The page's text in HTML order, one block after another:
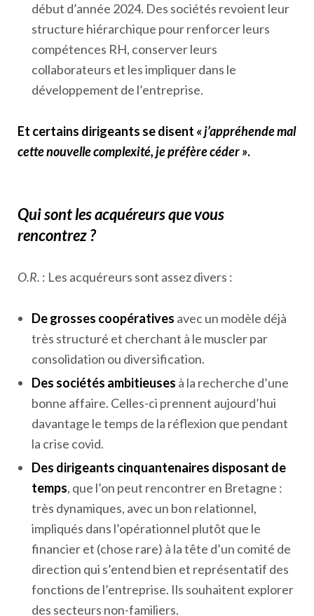
début d’année 2024. Des sociétés revoient leur
structure hiérarchique pour renforcer leurs
compétences RH, conserver leurs
collaborateurs et les impliquer dans le
développement de l’entreprise.
Et certains dirigeants se disent « j’appréhende mal
cette nouvelle complexité, je préfère céder ».
Qui sont les acquéreurs que vous
rencontrez ?
O.R. : Les acquéreurs sont assez divers :
Degrosses coopératives avec un modèle déjà
très structuré et cherchant à le muscler par
consolidation ou diversification.
Des sociétés ambitieuses à la recherche d’une
bonne affaire. Celles-ci prennent aujourd’hui
davantage le temps de la réflexion que pendant
la crise covid.
Des dirigeants cinquantenaires disposant de
temps, que l’on peut rencontrer en Bretagne :
très dynamiques, avec un bon relationnel,
impliqués dans l’opérationnel plutôt que le
financier et (chose rare) à la tête d’un comité de
direction qui s’entend bien et représentatif des
fonctions de l’entreprise. Ils souhaitent explorer
des secteurs non-familiers.